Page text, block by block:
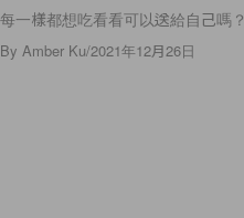
每一樣都想吃看看可以送給自己嗎？
By Amber Ku/2021年12月26日